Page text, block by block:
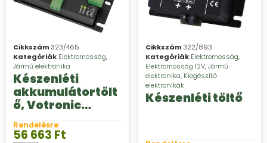
Cikkszám 323/465
Kategóriák Elektromosság,
Jármű elektronika
Készenléti
akkumulátortölt
ő, Votronic
Standby Charger
Pro
Rendelésre
56 663 Ft
Cikkszám 322/893
Kategóriák Elektromosság,
Elektromosság 12V,Jármű
elektronika, Kiegészítő
elektronikák
Készenléti töltő